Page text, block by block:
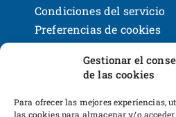
Gestionar el
de las cookies
Para ofrecer las mejores experiencias,
las cookies para almacenar y/o
Condiciones del servicio
Preferencias de cookies
Políticas de devoluciones
Bases legales y sorteos
Desarrollo web